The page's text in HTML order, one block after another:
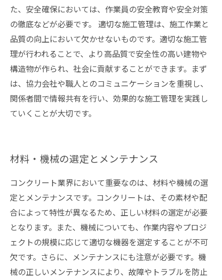
た、安全確保においては、作業員の安全教育や安全対策
の徹底などが必要です。 適切な施工管理は、施工作業と
品質の向上において欠かせないものです。適切な施工管
理が行われることで、より高品質で安全性の高い建物や
構造物が作られ、社会に貢献することができます。まず
は、協力会社や職人とのコミュニケーションを重視し、
関係者間で情報共有を行い、効果的な施工管理を実践し
ていくことが大切です。
材料・機械の選定とメンテナンス
コンクリート業界において重要なのは、材料や機械の選
定とメンテナンスです。コンクリートは、その素材や配
合によって特性が異なるため、正しい材料の選定が必要
となります。また、機械についても、作業内容やプロジ
ェクトの規模に応じて適切な機器を選定することが不可
欠です。さらに、メンテナンスにも注意が必要です。機
械の正しいメンテナンスにより、故障やトラブルを防止